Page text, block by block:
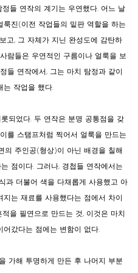
들 연작의 계기는 우연했다. 어느 날
진(이전 작업들의 밑판 역할을 하는
고, 그 자체가 지닌 완성도에 감탄하
람들은 우연적인 구름이나 얼룩을 보
들 연작에서, 그는 마치 탐정과 같이
는 작업을 했다.
되었다. 두 연작은 분명 공통점을 갖
를 스탬프처럼 찍어서 얼룩을 만드는
의 주인공(형상)이 아닌 배경을 칠해
점이다. 그러나, 경첩들 연작에서는
과 더불어 색을 다채롭게 사용했고 아
는 재료를 사용했다는 점에서 차이
을 필연으로 만드는 것, 이것은 마치
어갔다는 점에는 변함이 없다.
가해 투명하게 만든 후 나머지 부분